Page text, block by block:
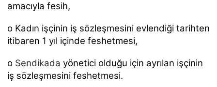
amacıyla fesih,
o Kadın işçinin iş sözleşmesini evlendiği tarihten
itibaren 1 yıl içinde feshetmesi,
o Sendikada yönetici olduğu için ayrılan işçinin
iş sözleşmesini feshetmesi.